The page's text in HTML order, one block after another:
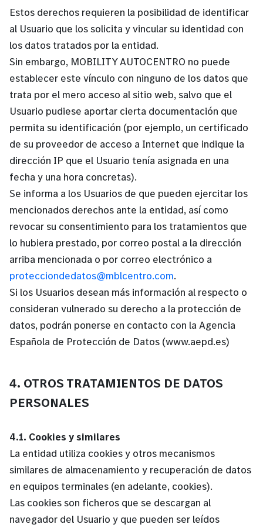
Estos derechos requieren la posibilidad de identificar
al Usuario que los solicita y vincular su identidad con
los datos tratados por la entidad.
Sin embargo, MOBILITY AUTOCENTRO no puede
establecer este vínculo con ninguno de los datos que
trata por el mero acceso al sitio web, salvo que el
Usuario pudiese aportar cierta documentación que
permita su identificación (por ejemplo, un certificado
de su proveedor de acceso a Internet que indique la
dirección IP que el Usuario tenía asignada en una
fecha y una hora concretas).
Se informa a los Usuarios de que pueden ejercitar los
mencionados derechos ante la entidad, así como
revocar su consentimiento para los tratamientos que
lo hubiera prestado, por correo postal a la dirección
arriba mencionada o por correo electrónico a
protecciondedatos@mblcentro.com.
Si los Usuarios desean más información al respecto o
consideran vulnerado su derecho a la protección de
datos, podrán ponerse en contacto con la Agencia
Española de Protección de Datos (www.aepd.es)
4. OTROS TRATAMIENTOS DE DATOS
PERSONALES
4.1. Cookies y similares
La entidad utiliza cookies y otros mecanismos
similares de almacenamiento y recuperación de datos
en equipos terminales (en adelante, cookies).
Las cookies son ficheros que se descargan al
navegador del Usuario y que pueden ser leídos